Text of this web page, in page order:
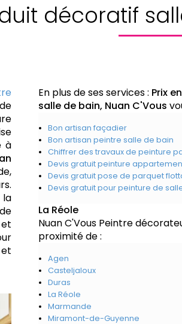
décoratif
à
En plus de ses services : Prix
salle de bain, Nuan C'Vous
Bon artisan façadier
Bon artisan peintre salle de bain
Chiffrer des travaux de peinture
Devis gratuit peinture
Devis gratuit pose de parquet
Devis gratuit pour peinture de
La Réole
Nuan C'Vous Peintre
proximité de :
Agen
Casteljaloux
Duras
La Réole
Marmande
Miramont-de-Guyenne